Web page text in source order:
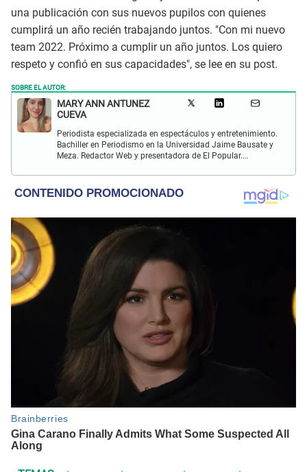
una publicación con sus nuevos pupilos con quienes
cumplirá un año recién trabajando juntos. "Con mi nuevo
team 2022. Próximo a cumplir un año juntos. Los quiero
respeto y confió en sus capacidades", se lee en su post.
SOBRE EL AUTOR:
MARY ANN ANTUNEZ
CUEVA
Periodista especializada en espectáculos y entretenimiento.
Bachiller en Periodismo en la Universidad Jaime Bausate y
Meza. Redactor Web y presentadora de El Popular.
y espectáculos internacional.